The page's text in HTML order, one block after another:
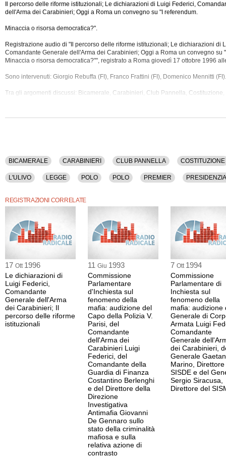
Il percorso delle riforme istituzionali; Le dichiarazioni di Luigi Federici,
dell'Arma dei Carabinieri; Oggi a Roma un convegno su "I referendum.
Minaccia o risorsa democratica?".
Registrazione audio di "Il percorso delle riforme istituzionali; Le dichiarazioni di
Comandante Generale dell'Arma dei Carabinieri; Oggi a Roma un convegno su
Minaccia o risorsa democratica?"", registrato a Roma giovedì 17 ottobre 1996
Sono intervenuti: Giorgio Rebuffa (FI), Franco Frattini (FI), Domenico Mennitti (FI).
Tra gli argomenti discussi: Bicamerale, Carabinieri, Club Pannella, Costituzione,
BICAMERALE CARABINIERI CLUB PANNELLA COSTITUZIONE
L'ULIVO LEGGE POLO POLO PREMIER
REGISTRAZIONI CORRELATE
17 Ott 1996
Le dichiarazioni di
Luigi Federici,
Comandante
Generale dell'Arma
dei Carabinieri; Il
percorso delle riforme
istituzionali
11 Giu 1993
Commissione
Parlamentare
d'Inchiesta sul
fenomeno della
mafia: audizione del
Capo della Polizia V.
Parisi, del
Comandante
dell'Arma dei
Carabinieri Luigi
Federici, del
Comandante della
Guardia di Finanza
Costantino Berlenghi
e del Direttore della
Direzione
Investigativa
Antimafia Giovanni
De Gennaro sullo
stato della criminalità
mafiosa e sulla
relativa azione di
contrasto
7 Ott 1994
Commissione
Parlamentare di
Inchiesta sul
fenomeno della
mafia: audizione
Generale di
Armata Luigi
Comandante
Generale
dei Carabinieri,
Generale
Marino, Direttore
SISDE e del
Sergio Siracusa,
Direttore del